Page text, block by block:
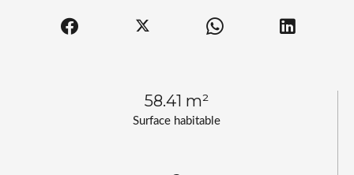
Surface habitable
58.41 m²